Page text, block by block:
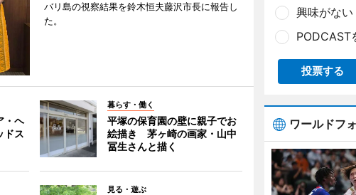
バリ島の視察結果を鈴木恒夫藤沢市長に報告し
た。
・ヘ
ドス
暮らす・働く
平塚の保育園の壁に親子でお
絵描き 茅ヶ崎の画家・山中
冨生さんと描く
見る・遊ぶ
興味がない
PODCAST
投票する
ワールドフ